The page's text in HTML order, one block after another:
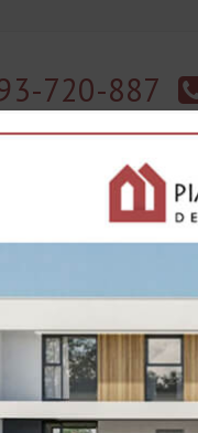
720-887
Kompleks restauracyjno-